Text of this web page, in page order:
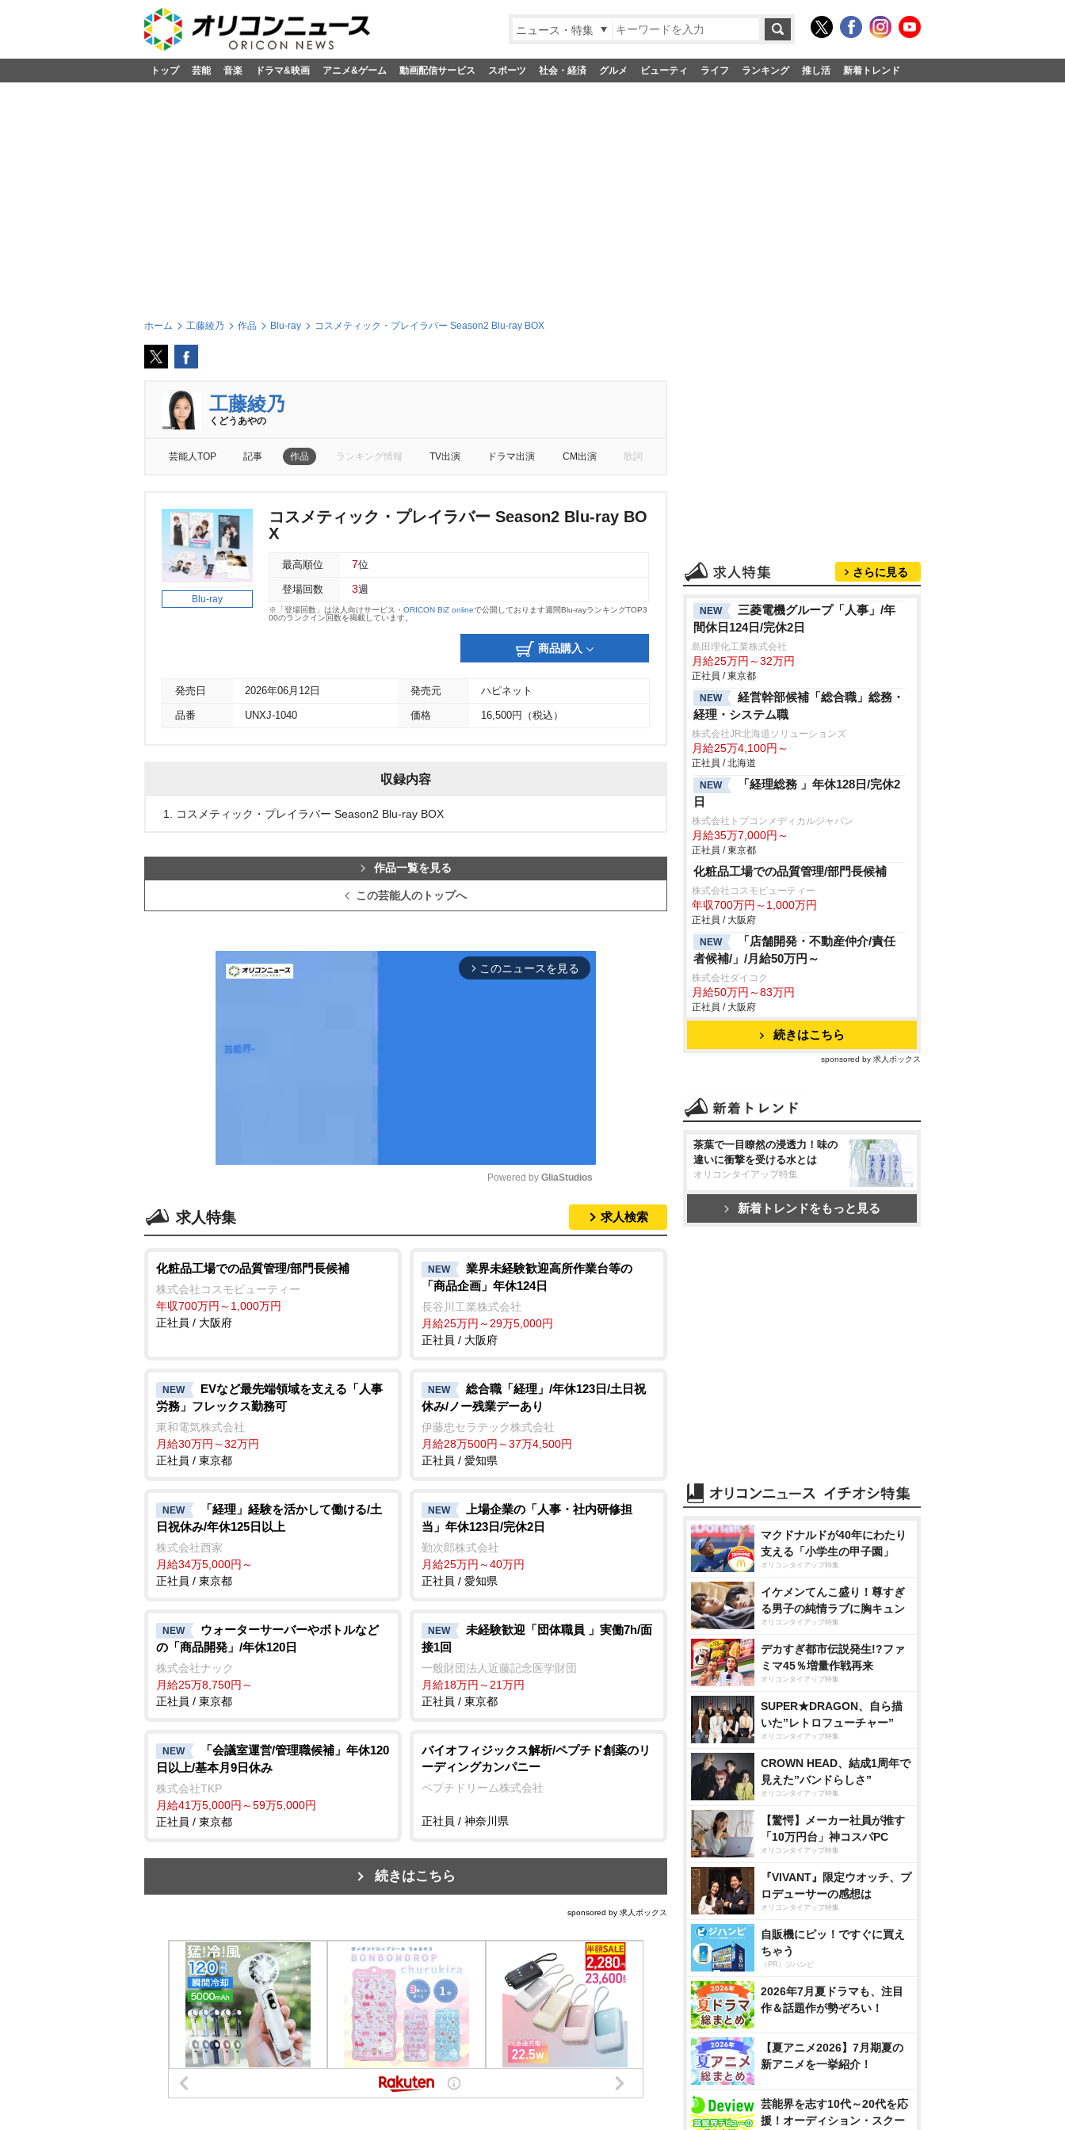
ニュース・特集
トップ 芸能 音楽 ドラマ&映画 アニメ&ゲーム 動画配信サービス スポーツ 社会・経済 グルメ ビューティ ライフ ランキング 推し活 新着トレンド
ホーム 工藤綾乃 作品 Blu-ray コスメティック・プレイラバー Season2 Blu-ray BOX
工藤綾乃
くどうあやの
芸能人TOP 記事 作品 ランキング情報 TV出演 ドラマ出演 CM出演 歌詞
Blu-ray
コスメティック・プレイラバー Season2 Blu-ray BO
X
最高順位 7位
登場回数 3週
※「登場回数」は法人向けサービス・ ORICON BiZ onlineで公開しております週間Blu-rayランキングTOP3
00のランクイン回数を掲載しています。
商品購入
発売日 2026年06月12日 発売元 ハピネット
品番 UNXJ-1040 価格 16,500円（税込）
収録内容
1. コスメティック・プレイラバー Season2 Blu-ray BOX
作品一覧を見る
この芸能人のトップへ
arrow_forward_ios このニュースを見る
t
e
Powered by GliaStudios
求人特集 求人検索
化粧品工場での品質管理/部門長候補
株式会社コスモビューティー
年収700万円～1,000万円
正社員 / 大阪府
NEW
業界未経験歓迎高所作業台等の
「商品企画」年休124日
長谷川工業株式会社
月給25万円～29万5,000円
正社員 / 大阪府
NEW
EVなど最先端領域を支える「人事
労務」フレックス勤務可
東和電気株式会社
月給30万円～32万円
正社員 / 東京都
NEW
総合職「経理」/年休123日/土日祝
休み/ノー残業デーあり
伊藤忠セラテック株式会社
月給28万500円～37万4,500円
正社員 / 愛知県
NEW
「経理」経験を活かして働ける/土
日祝休み/年休125日以上
株式会社西家
月給34万5,000円～
正社員 / 東京都
NEW
上場企業の「人事・社内研修担
当」年休123日/完休2日
勤次郎株式会社
月給25万円～40万円
正社員 / 愛知県
NEW
ウォーターサーバーやボトルなど
の「商品開発」/年休120日
株式会社ナック
月給25万8,750円～
正社員 / 東京都
NEW
未経験歓迎「団体職員 」実働7h/面
接1回
一般財団法人近藤記念医学財団
月給18万円～21万円
正社員 / 東京都
NEW
「会議室運営/管理職候補」年休120
日以上/基本月9日休み
株式会社TKP
月給41万5,000円～59万5,000円
正社員 / 東京都
バイオフィジックス解析/ペプチド創薬のリ
ーディングカンパニー
ペプチドリーム株式会社
正社員 / 神奈川県
続きはこちら
sponsored by 求人ボックス
さらに見る
NEW
三菱電機グループ「人事」/年
間休日124日/完休2日
島田理化工業株式会社
月給25万円～32万円
正社員 / 東京都
NEW
経営幹部候補「総合職」総務・
経理・システム職
株式会社JR北海道ソリューションズ
月給25万4,100円～
正社員 / 北海道
NEW
「経理総務 」年休128日/完休2
日
株式会社トプコンメディカルジャパン
月給35万7,000円～
正社員 / 東京都
化粧品工場での品質管理/部門長候補
株式会社コスモビューティー
年収700万円～1,000万円
正社員 / 大阪府
NEW
「店舗開発・不動産仲介/責任
者候補/」/月給50万円～
株式会社ダイコク
月給50万円～83万円
正社員 / 大阪府
続きはこちら
sponsored by 求人ボックス
茶葉で一目瞭然の浸透力！味の
違いに衝撃を受ける水とは
オリコンタイアップ特集
新着トレンドをもっと見る
マクドナルドが40年にわたり
支える「小学生の甲子園」
オリコンタイアップ特集
イケメンてんこ盛り！尊すぎ
る男子の純情ラブに胸キュン
オリコンタイアップ特集
デカすぎ都市伝説発生!?ファ
ミマ45％増量作戦再来
オリコンタイアップ特集
SUPER★DRAGON、自ら描
いた”レトロフューチャー”
オリコンタイアップ特集
CROWN HEAD、結成1周年で
見えた”バンドらしさ”
オリコンタイアップ特集
【驚愕】メーカー社員が推す
「10万円台」神コスパPC
オリコンタイアップ特集
『VIVANT』限定ウオッチ、プ
ロデューサーの感想は
オリコンタイアップ特集
自販機にピッ！ですぐに買え
ちゃう
（PR）ジハンピ
2026年7月夏ドラマも、注目
作＆話題作が勢ぞろい！
【夏アニメ2026】7月期夏の
新アニメを一挙紹介！
芸能界を志す10代～20代を応
援！オーディション・スクー